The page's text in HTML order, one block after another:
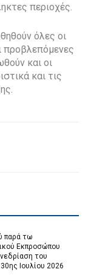
περιοχές.
όλες οι
προβλεπόμενες
και οι
και τις
παρά τω
Εκπροσώπου
του
Ιουλίου 2026